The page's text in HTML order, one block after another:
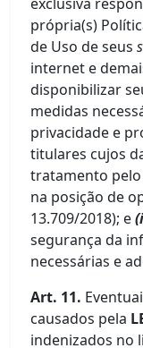
própria(s)
de Uso de seus
internet e
disponibilizar
medidas
privacidade e
titulares cujos
tratamento pelo
na posição de
13.709/2018); e
segurança da
necessárias e
Art. 11.
causados pela
indenizados no